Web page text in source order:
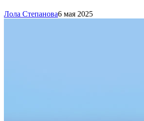
Лола Степанова6 мая 2025